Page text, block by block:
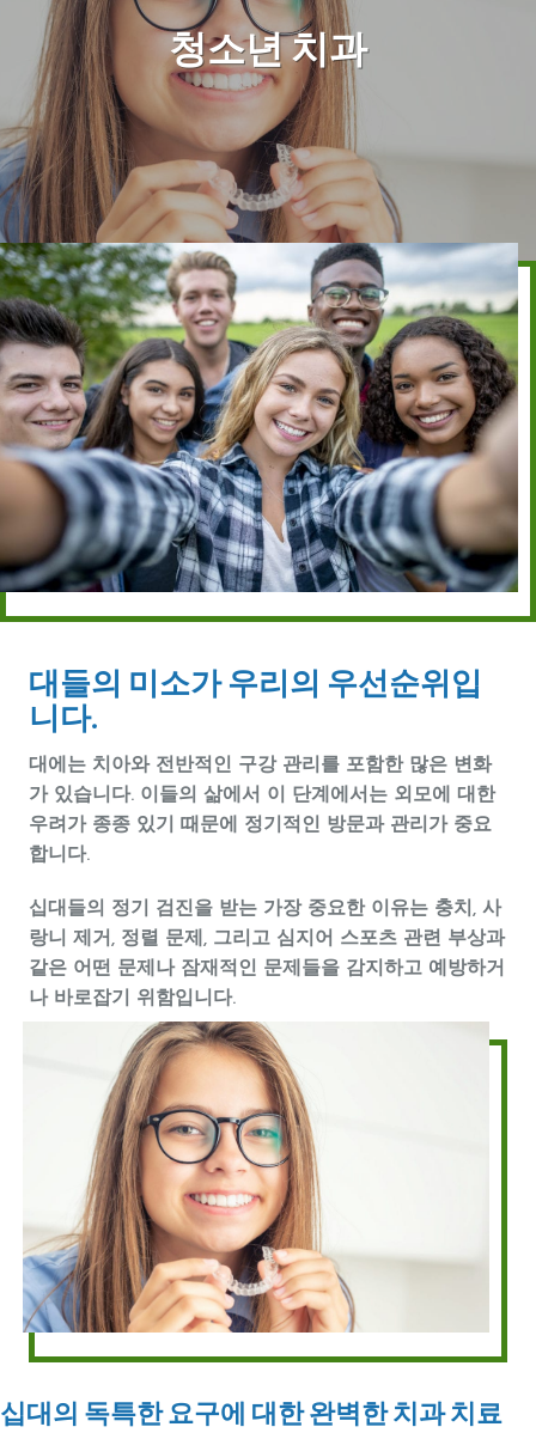
청소년 치과
대들의 미소가 우리의 우선순위입
니다.
대에는 치아와 전반적인 구강 관리를 포함한 많은 변화
가 있습니다. 이들의 삶에서 이 단계에서는 외모에 대한
우려가 종종 있기 때문에 정기적인 방문과 관리가 중요
합니다.
십대들의 정기 검진을 받는 가장 중요한 이유는 충치, 사
랑니 제거, 정렬 문제, 그리고 심지어 스포츠 관련 부상과
같은 어떤 문제나 잠재적인 문제들을 감지하고 예방하거
나 바로잡기 위함입니다.
십대의 독특한 요구에 대한 완벽한 치과 치료